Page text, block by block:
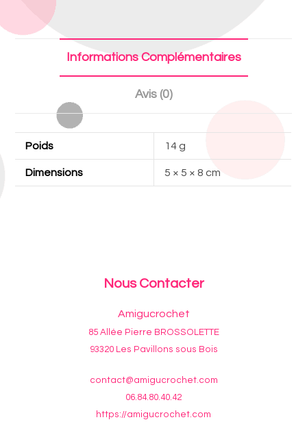
Informations Complémentaires
Avis (0)
Poids 14 g
Dimensions 5 × 5 × 8 cm
Nous Contacter
Amigucrochet
85 Allée Pierre BROSSOLETTE
93320 Les Pavillons sous Bois
contact@amigucrochet.com
06.84.80.40.42
https://amigucrochet.com